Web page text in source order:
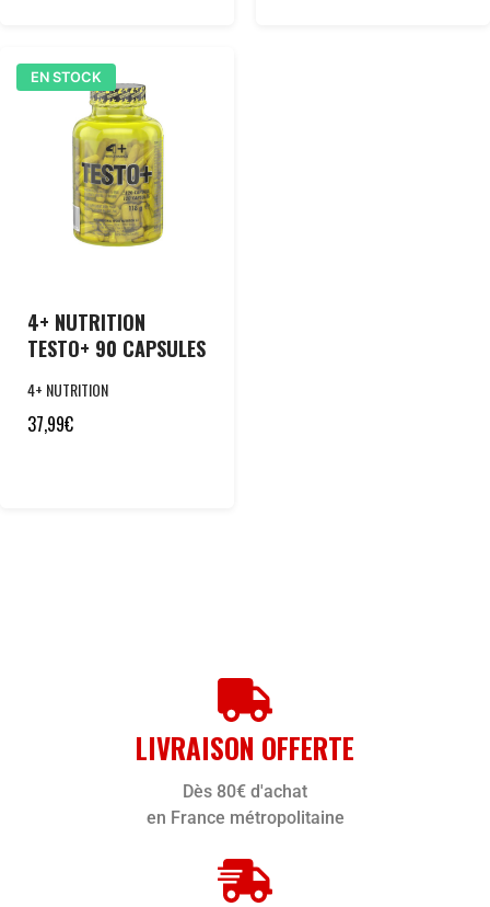
EN STOCK
4+ NUTRITION
TESTO+ 90 CAPSULES
4+ NUTRITION
37,99€
LIVRAISON OFFERTE
Dès 80€ d'achat
en France métropolitaine